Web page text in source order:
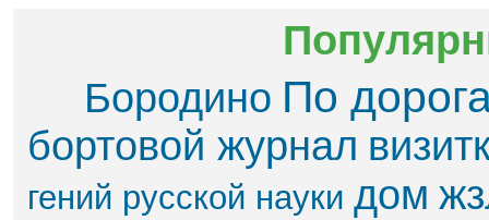
Бородино По
бортовой журнал
гений русской науки дом